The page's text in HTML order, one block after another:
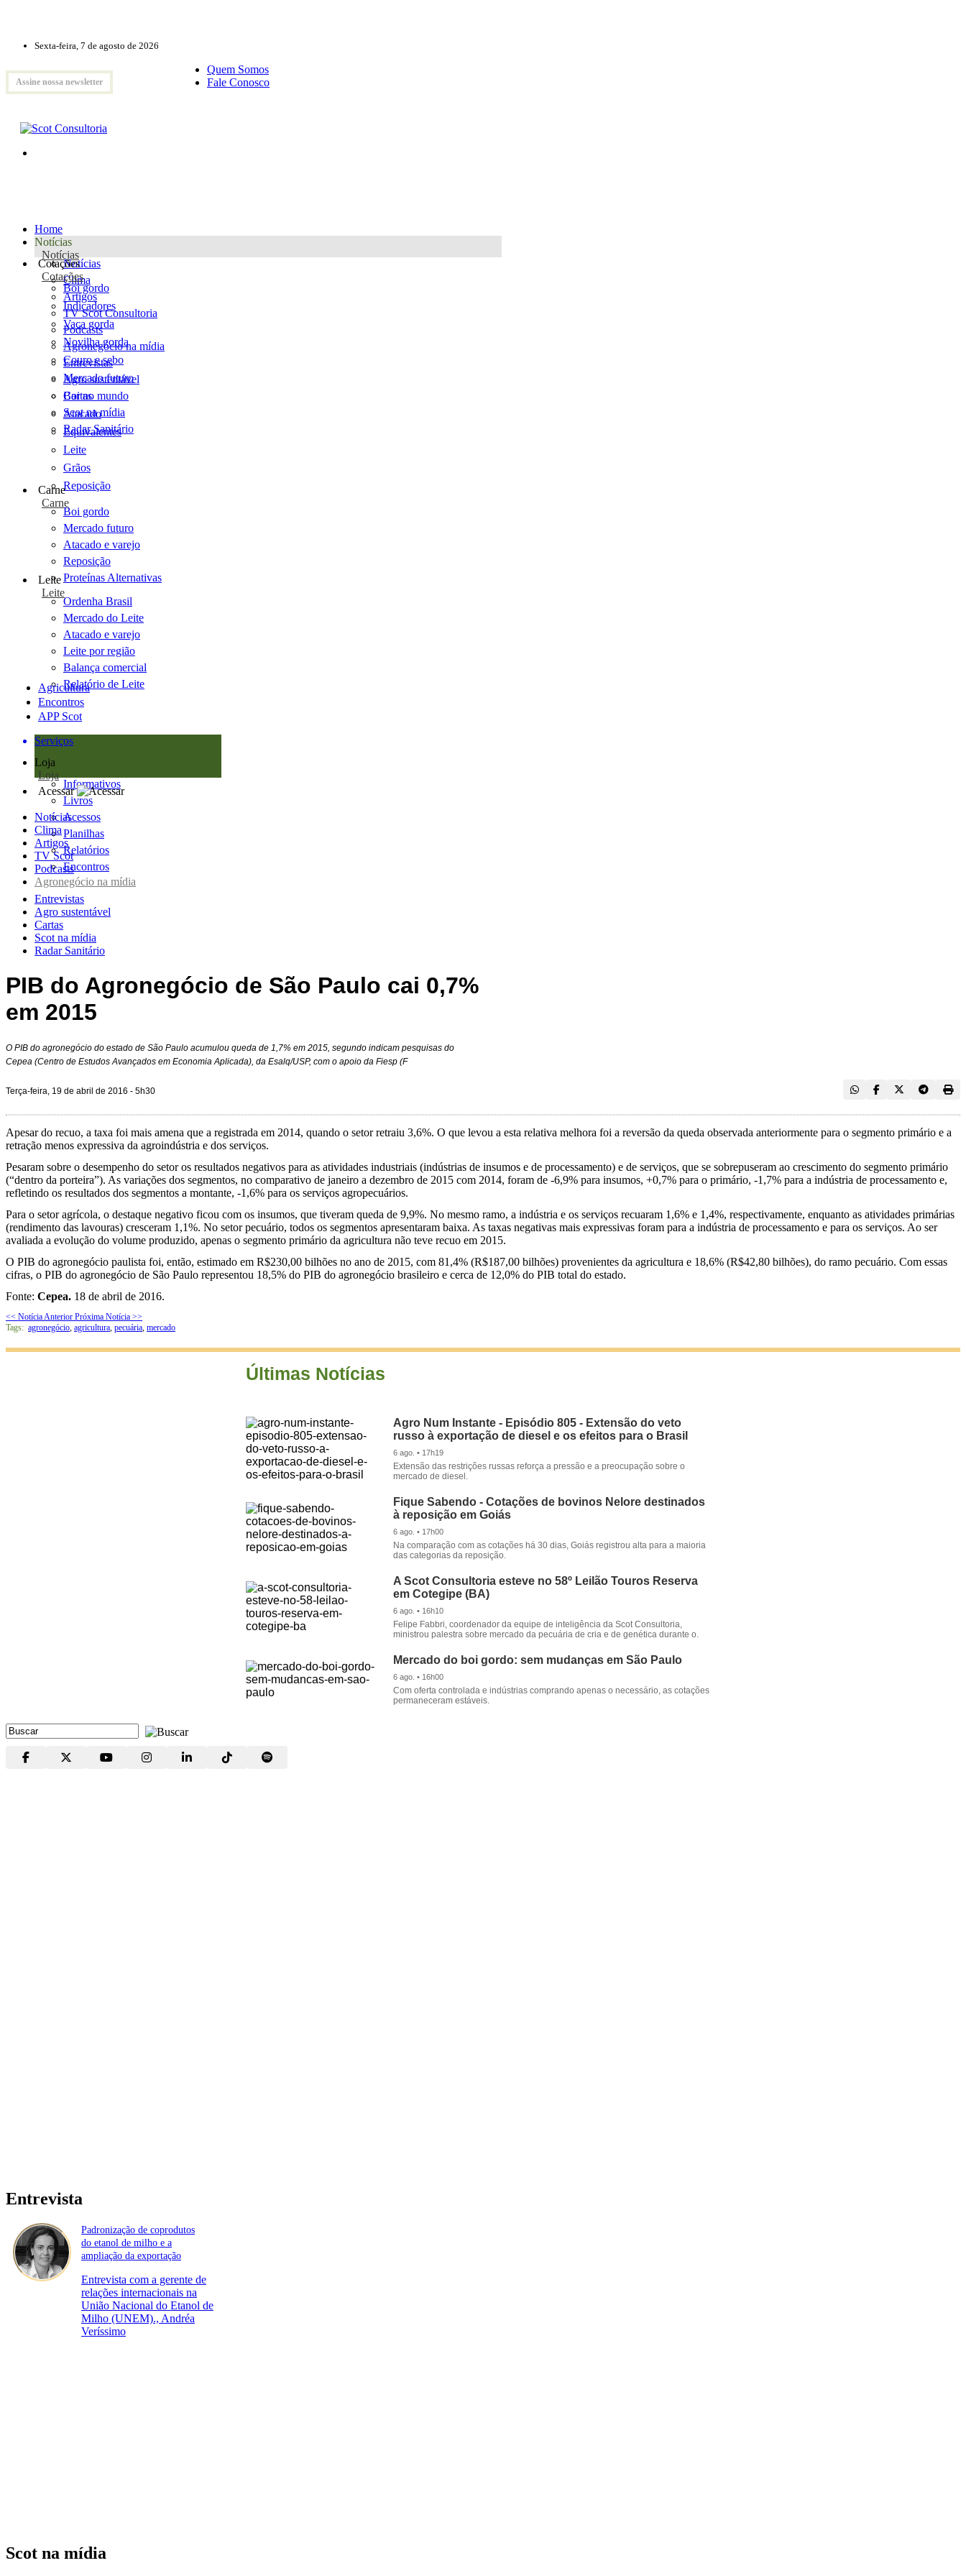
Sexta-feira, 7 de agosto de 2026
Assine nossa newsletter
Quem Somos
Fale Conosco
Home
Notícias
Notícias
Notícias
Clima
Artigos
TV Scot Consultoria
Podcasts
Agronegócio na mídia
Entrevistas
Agro sustentável
Cartas
Scot na mídia
Radar Sanitário
Cotações
Cotações
Boi gordo
Indicadores
Vaca gorda
Novilha gorda
Couro e sebo
Mercado futuro
Boi no mundo
Atacado
Equivalentes
Leite
Grãos
Reposição
Carne
Carne
Boi gordo
Mercado futuro
Atacado e varejo
Reposição
Proteínas Alternativas
Leite
Leite
Ordenha Brasil
Mercado do Leite
Atacado e varejo
Leite por região
Balança comercial
Relatório de Leite
Agricultura
Encontros
APP Scot
Serviços
Loja
Loja
Informativos
Livros
Acessos
Planilhas
Relatórios
Encontros
Acessar
Notícias
Clima
Artigos
TV Scot
Podcasts
Agronegócio na mídia
Entrevistas
Agro sustentável
Cartas
Scot na mídia
Radar Sanitário
PIB do Agronegócio de São Paulo cai 0,7%
em 2015
O PIB do agronegócio do estado de São Paulo acumulou queda de 1,7% em 2015, segundo indicam pesquisas do
Cepea (Centro de Estudos Avançados em Economia Aplicada), da Esalq/USP, com o apoio da Fiesp (F
Terça-feira, 19 de abril de 2016 - 5h30
Apesar do recuo, a taxa foi mais amena que a registrada em 2014, quando o setor retraiu 3,6%. O que levou a esta relativa melhora foi a reversão da queda observada anteriormente para o segmento primário e a
retração menos expressiva da agroindústria e dos serviços.
Pesaram sobre o desempenho do setor os resultados negativos para as atividades industriais (indústrias de insumos e de processamento) e de serviços, que se sobrepuseram ao crescimento do segmento primário
(“dentro da porteira”). As variações dos segmentos, no comparativo de janeiro a dezembro de 2015 com 2014, foram de -6,9% para insumos, +0,7% para o primário, -1,7% para a indústria de processamento e,
refletindo os resultados dos segmentos a montante, -1,6% para os serviços agropecuários.
Para o setor agrícola, o destaque negativo ficou com os insumos, que tiveram queda de 9,9%. No mesmo ramo, a indústria e os serviços recuaram 1,6% e 1,4%, respectivamente, enquanto as atividades primárias
(rendimento das lavouras) cresceram 1,1%. No setor pecuário, todos os segmentos apresentaram baixa. As taxas negativas mais expressivas foram para a indústria de processamento e para os serviços. Ao ser
avaliada a evolução do volume produzido, apenas o segmento primário da agricultura não teve recuo em 2015.
O PIB do agronegócio paulista foi, então, estimado em R$230,00 bilhões no ano de 2015, com 81,4% (R$187,00 bilhões) provenientes da agricultura e 18,6% (R$42,80 bilhões), do ramo pecuário. Com essas
cifras, o PIB do agronegócio de São Paulo representou 18,5% do PIB do agronegócio brasileiro e cerca de 12,0% do PIB total do estado.
Fonte: Cepea. 18 de abril de 2016.
<< Notícia Anterior Próxima Notícia >>
Tags: agronegócio, agricultura, pecuária, mercado
Últimas Notícias
Agro Num Instante - Episódio 805 - Extensão do veto
russo à exportação de diesel e os efeitos para o Brasil
6 ago. • 17h19
Extensão das restrições russas reforça a pressão e a preocupação sobre o
mercado de diesel.
Fique Sabendo - Cotações de bovinos Nelore destinados
à reposição em Goiás
6 ago. • 17h00
Na comparação com as cotações há 30 dias, Goiás registrou alta para a maioria
das categorias da reposição.
A Scot Consultoria esteve no 58º Leilão Touros Reserva
em Cotegipe (BA)
6 ago. • 16h10
Felipe Fabbri, coordenador da equipe de inteligência da Scot Consultoria,
ministrou palestra sobre mercado da pecuária de cria e de genética durante o.
Mercado do boi gordo: sem mudanças em São Paulo
6 ago. • 16h00
Com oferta controlada e indústrias comprando apenas o necessário, as cotações
permaneceram estáveis.
Entrevista
Padronização de coprodutos
do etanol de milho e a
ampliação da exportação
Entrevista com a gerente de
relações internacionais na
União Nacional do Etanol de
Milho (UNEM)., Andréa
Veríssimo
Scot na mídia